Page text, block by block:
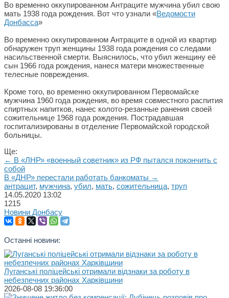
Во временно оккупированном Антраците мужчина убил свою
мать 1938 года рождения. Вот что узнали «Ведомости
Донбасса»
Во временно оккупированном Антраците в одной из квартир
обнаружен труп женщины 1938 года рождения со следами
насильственной смерти. Выяснилось, что убил женщину её
сын 1966 года рождения, нанеся матери множественные
телесные повреждения.
Кроме того, во временно оккупированном Первомайске
мужчина 1960 года рождения, во время совместного распития
спиртных напитков, нанес колото-резанные ранения своей
сожительнице 1968 года рождения. Пострадавшая
госпитализированы в отделение Первомайской городской
больницы.
Ще:
← В «ЛНР» «военный советник» из РФ пытался покончить с
собой
В «ДНР» перестали работать банкоматы →
антрацит, мужчина, убил, мать, сожительница, труп
14.05.2020 13:02
1215
Новини Донбасу
Останні новини:
Луганські поліцейські отримали відзнаки за роботу в
небезпечних районах Харківщини
2026-08-08 19:36:00